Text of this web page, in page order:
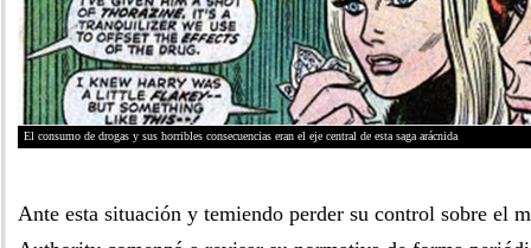
El consumo de drogas y sus horribles consecuencias eran el eje central de esta saga arácnida
Ante esta situación y temiendo perder su control sobre el